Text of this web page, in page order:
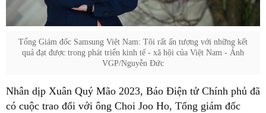
Tổng Giám đốc Samsung Việt Nam: Tôi rất ấn tượng với những kết
quả đạt được trong phát triển kinh tế - xã hội của Việt Nam - Ảnh
VGP/Nguyễn Đức
Nhân dịp Xuân Quý Mão 2023, Báo Điện tử Chính phủ đã
có cuộc trao đổi với ông Choi Joo Ho, Tổng giám đốc